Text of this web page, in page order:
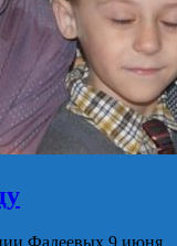
Фадеевых 9 июня